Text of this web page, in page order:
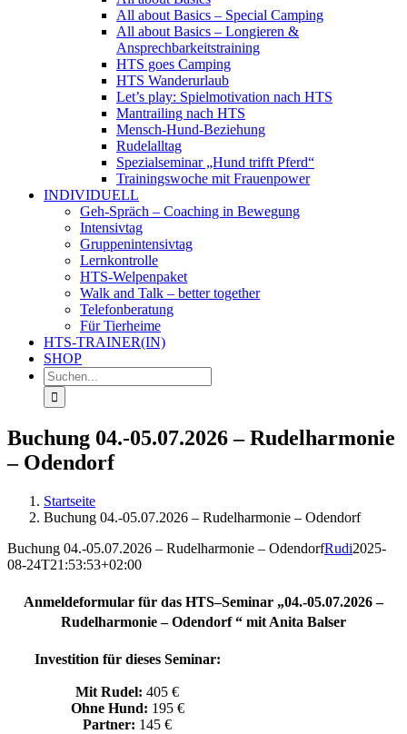
All about Basics – Special Camping
All about Basics – Longieren &
Ansprechbarkeitstraining
HTS goes Camping
HTS Wanderurlaub
Let’s play: Spielmotivation nach HTS
Mantrailing nach HTS
Mensch-Hund-Beziehung
Rudelalltag
Spezialseminar „Hund trifft Pferd“
Trainingswoche mit Frauenpower
INDIVIDUELL
Geh-Spräch – Coaching in Bewegung
Intensivtag
Gruppenintensivtag
Lernkontrolle
HTS-Welpenpaket
Walk and Talk – better together
Telefonberatung
Für Tierheime
HTS-TRAINER(IN)
SHOP
Suche
nach:
Buchung 04.-05.07.2026 – Rudelharmonie
– Odendorf
Startseite
Buchung 04.-05.07.2026 – Rudelharmonie – Odendorf
Buchung 04.-05.07.2026 – Rudelharmonie – OdendorfRudi2025-
08-24T21:53:53+02:00
Anmeldeformular für das HTS–Seminar „04.-05.07.2026 –
Rudelharmonie – Odendorf “ mit Anita Balser
Investition für dieses Seminar:
Mit Rudel: 405 €
Ohne Hund: 195 €
Partner: 145 €